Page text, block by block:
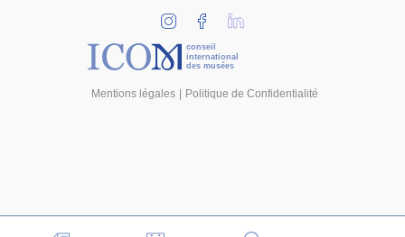
conseil
international
des musées
Mentions légales Politique de Confidentialité